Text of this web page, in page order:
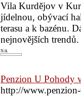
Vila Kurdějov v
jídelnou, obývací
terasu a k bazénu.
nejnovějších
N/A
Penzion U Pohody
http://